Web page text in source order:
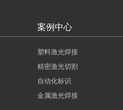
案例中心
塑料激光焊接
精密激光切割
自动化标识
金属激光焊接